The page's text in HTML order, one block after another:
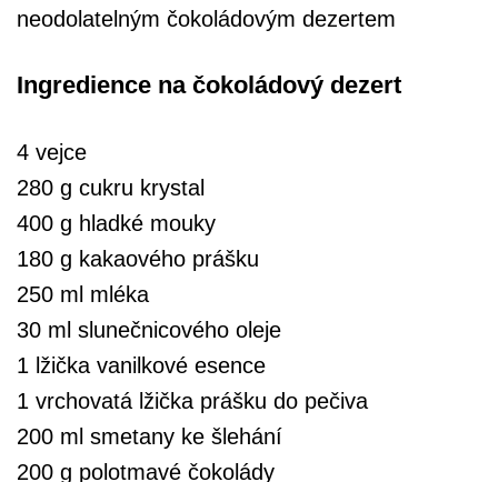
neodolatelným čokoládovým dezertem
Ingredience na čokoládový dezert
4 vejce
280 g cukru krystal
400 g hladké mouky
180 g kakaového prášku
250 ml mléka
30 ml slunečnicového oleje
1 lžička vanilkové esence
1 vrchovatá lžička prášku do pečiva
200 ml smetany ke šlehání
200 g polotmavé čokolády